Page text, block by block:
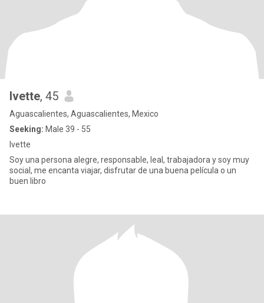
Ivette, 45
Aguascalientes, Aguascalientes, Mexico
Seeking: Male 39 - 55
Ivette
Soy una persona alegre, responsable, leal, trabajadora y soy muy
social, me encanta viajar, disfrutar de una buena película o un
buen libro